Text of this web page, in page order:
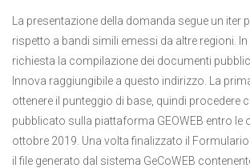
La presentazione della domanda segue un
rispetto a bandi simili emessi da altre regioni. In
richiesta la compilazione dei documenti
Innova raggiungibile a questo indirizzo. La
ottenere il punteggio di base, quindi procedere
pubblicato sulla piattaforma GEOWEB entro le
ottobre 2019. Una volta finalizzato il
il file generato dal sistema GeCoWEB